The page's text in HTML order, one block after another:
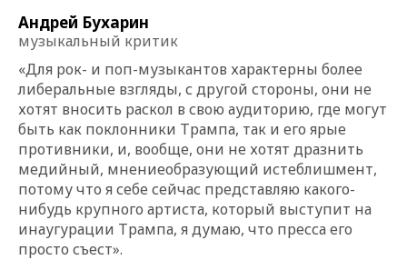
Андрей Бухарин
музыкальный критик
«Для рок- и поп-музыкантов характерны более
либеральные взгляды, с другой стороны, они не
хотят вносить раскол в свою аудиторию, где могут
быть как поклонники Трампа, так и его ярые
противники, и, вообще, они не хотят дразнить
медийный, мнениеобразующий истеблишмент,
потому что я себе сейчас представляю какого-
нибудь крупного артиста, который выступит на
инаугурации Трампа, я думаю, что пресса его
просто съест».